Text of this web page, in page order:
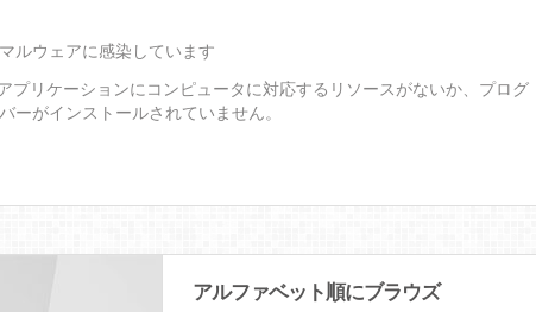
ルウェアに感染しています
プリケーションにコンピュータに対応するリソースがないか、プログ
ーがインストールされていません。
アルファベット順にブラウズ